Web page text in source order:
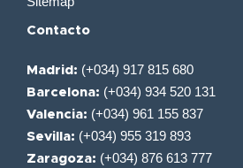
Contacto
Madrid: (+034) 917 815 680
Barcelona: (+034) 934 520 131
Valencia: (+034) 961 155 837
Sevilla: (+034) 955 319 893
Zaragoza: (+034) 876 613 777